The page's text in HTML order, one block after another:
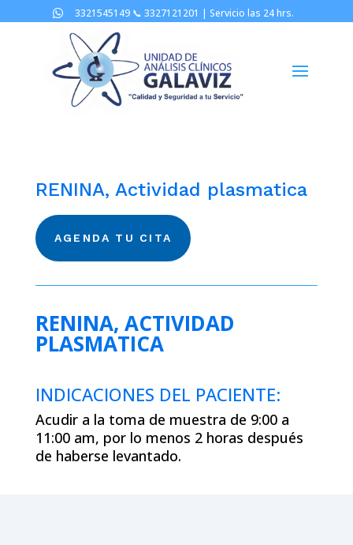
 3321545149 📞 3327121201 | Servicio las 24 hrs.
RENINA, Actividad plasmatica
AGENDA TU CITA
RENINA, ACTIVIDAD
PLASMATICA
INDICACIONES DEL PACIENTE:
Acudir a la toma de muestra de 9:00 a
11:00 am, por lo menos 2 horas después
de haberse levantado.